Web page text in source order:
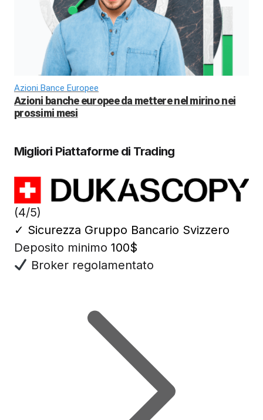
Azioni Bance Europee
Azioni banche europee da mettere nel mirino nei
prossimi mesi
Migliori Piattaforme di Trading
(4/5)
✓ Sicurezza Gruppo Bancario Svizzero
Deposito minimo 100$
Broker regolamentato